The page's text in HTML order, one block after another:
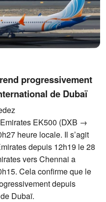
progressivement
de Dubaï
EK500 (DXB →
heure locale. Il s’agit
depuis 12h19 le 28
vers Chennai a
Cela confirme que le
depuis
Dubaï.